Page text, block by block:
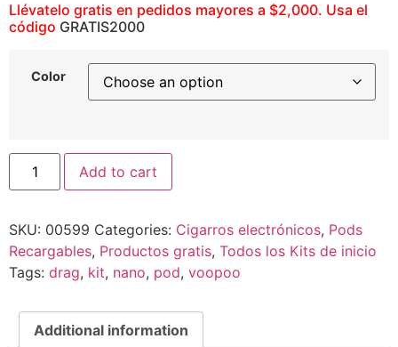
Llévatelo gratis en pedidos mayores a $2,000. Usa el
código GRATIS2000
Color
Add to cart
SKU: 00599 Categories: Cigarros electrónicos, Pods
Recargables, Productos gratis, Todos los Kits de inicio
Tags: drag, kit, nano, pod, voopoo
Additional information